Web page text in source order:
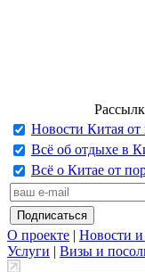
Новости Китая от
Всё об отдыхе в
Всё о Китае от
О проекте | Новости
Услуги | Визы и